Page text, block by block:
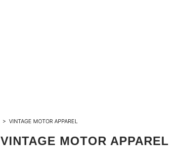
> VINTAGE MOTOR APPAREL
VINTAGE MOTOR APPAREL